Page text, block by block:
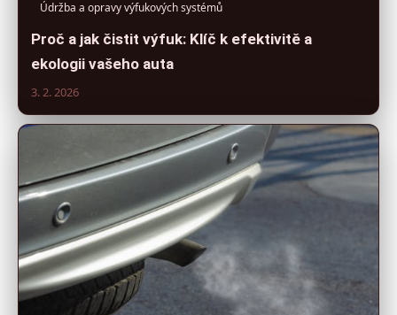
Údržba a opravy výfukových systémů
Proč a jak čistit výfuk: Klíč k efektivitě a
ekologii vašeho auta
3. 2. 2026